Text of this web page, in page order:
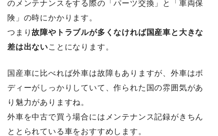
のメンテナンスをする際の「パーツ交換」と「車両保
険」の時にかかります。
つまり故障やトラブルが多くなければ国産車と大きな
差は出ないことになります。
国産車に比べれば外車は故障もありますが、外車はボ
ディーがしっかりしていて、作られた国の雰囲気があ
り魅力がありますね。
外車を中古で買う場合にはメンテナンス記録がきちん
ととられている車をおすすめします。